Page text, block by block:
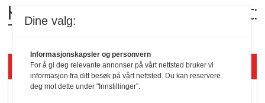
Kolonihagens norske yoghurt:
Trues av melkemangel
Siste artikler - KBS
Dine valg:
Informasjonskapsler og personvern
For å gi deg relevante annonser på vårt nettsted bruker vi
informasjon fra ditt besøk på vårt nettsted. Du kan reservere
deg mot dette under "Innstillinger".